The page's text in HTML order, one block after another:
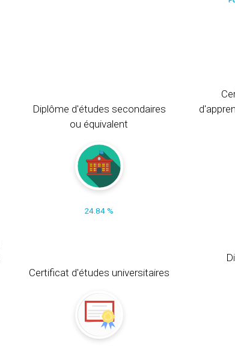
Diplôme d'études secondaires
ou équivalent
24.84 %
Certificat d'études universitaires